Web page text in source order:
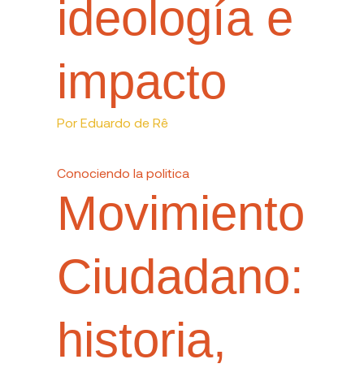
ideología e
impacto
Por Eduardo de Rê
Conociendo la politica
Movimiento
Ciudadano:
historia,